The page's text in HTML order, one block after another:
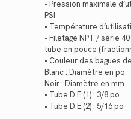
• Pression maximale
PSI
• Température
• Filetage NPT / série
tube en pouce
• Couleur des bagues
Blanc : Diamètre en po
Noir : Diamètre en mm
• Tube D.E.(1) : 3/8 po
• Tube D.E.(2) : 5/16 po